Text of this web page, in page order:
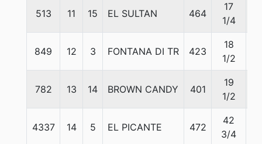
513 11 15 EL SULTAN 464
17
1/4
849 12 3 FONTANA DI TR 423
18
1/2
782 13 14 BROWN CANDY 401
19
1/2
4337 14 5 EL PICANTE 472
42
3/4